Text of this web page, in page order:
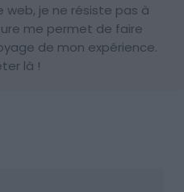
web, je ne résiste pas à
me permet de faire
de mon expérience.
là !